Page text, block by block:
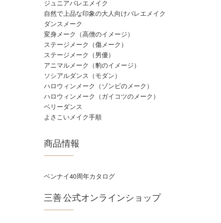
ジュニアバレエメイク
自然で上品な印象の大人向けバレエメイク
ダンスメーク
変身メーク（高僧のイメージ）
ステージメーク（傷メーク）
ステージメーク（男優）
アニマルメーク（豹のイメージ）
ソシアルダンス（モダン）
ハロウィンメーク（ゾンビのメーク）
ハロウィンメーク（ガイコツのメーク）
ベリーダンス
よさこいメイク手順
商品情報
ベンナイ40周年カタログ
三善 公式オンラインショップ